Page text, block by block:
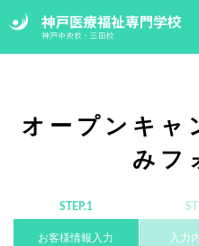
オープンキャ
みフ
STEP.1
お客様情報入力
入力